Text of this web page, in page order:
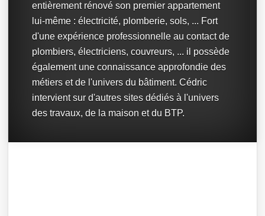
entièrement rénové son premier appartement
lui-même : électricité, plomberie, sols, ... Fort
d'une expérience professionnelle au contact de
plombiers, électriciens, couvreurs, ... il possède
également une connaissance approfondie des
métiers et de l'univers du bâtiment. Cédric
intervient sur d'autres sites dédiés à l'univers
des travaux, de la maison et du BTP.